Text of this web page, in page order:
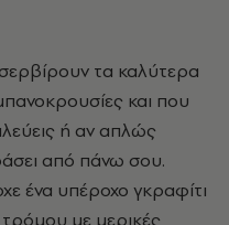
τα καλύτερα
και που
ή αν απλώς
από πάνω σου.
ένα υπέροχο γκραφίτι
με μερικές